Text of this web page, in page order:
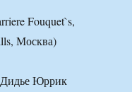
Fouquet`s,
Москва)
Юррик